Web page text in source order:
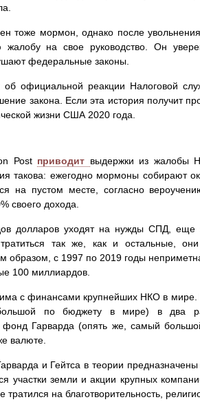
тоже мормон, однако после
на свое руководство. Он
федеральные законы.
об официальной реакции Налоговой
закона. Если эта история получит
жизни США 2020 года.
Роst приводит выдержки из жалобы
такова: ежегодно мормоны собирают
на пустом месте, согласно
своего дохода.
долларов уходят на нужды СПД, еще
так же, как и остальные,
образом, с 1997 по 2019 годы
100 миллиардов.
с финансами крупнейших НКО в мире.
по бюджету в мире) в два
фонд Гарварда (опять же, самый
валюте.
и Гейтса в теории
участки земли и акции крупных
тратился на благотворительность,